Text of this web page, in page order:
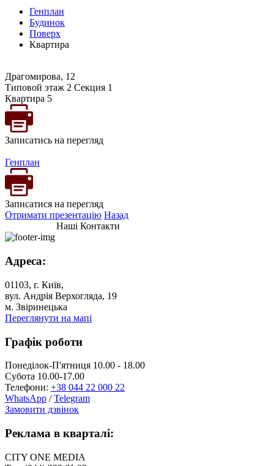
Генплан
Будинок
Поверх
Квартира
Драгомирова, 12
Типовой этаж 2 Секция 1
Квартира 5
Записатись на перегляд
Генплан
Записатися на перегляд
Отримати презентацію Назад
Наші Контакти
Адреса:
01103, г. Київ,
вул. Андрія Верхогляда, 19
м. Звіринецька
Переглянути на мапі
Графік роботи
Понеділок-П'ятниця 10.00 - 18.00
Субота 10.00-17.00
Телефони: +38 044 22 000 22
WhatsApp /Telegram
Замовити дзвінок
Реклама в кварталі:
CITY ONE MEDIA